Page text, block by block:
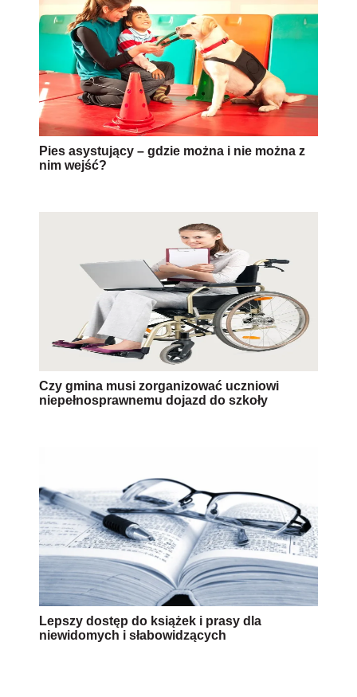
Pies asystujący – gdzie można i nie można z
nim wejść?
Czy gmina musi zorganizować uczniowi
niepełnosprawnemu dojazd do szkoły
Lepszy dostęp do książek i prasy dla
niewidomych i słabowidzących